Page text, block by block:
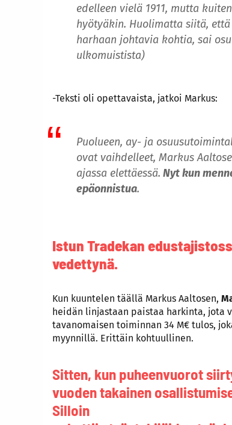
edelleen vielä 1911, mutta
hyötyäkin. Huolimatta siitä,
harhaan johtavia kohtia, sai
ulkomuistista)
-Teksti oli opettavaista, jatkoi Markus:
Puolueen, ay- ja
ovat vaihdelleet, Markus
ajassa elettäessä. Nyt kun
epäonnistua.
Istun Tradekan
vedettynä.
Kun kuuntelen täällä Markus Aaltosen,
heidän linjastaan paistaa harkinta, jota
tavanomaisen toiminnan 34 M€ tulos,
myynnillä. Erittäin kohtuullinen.
Sitten, kun puheenvuorot
vuoden takainen
Silloin